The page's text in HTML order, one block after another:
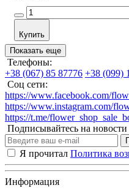
Купить
Показать еще
Телефоны:
+38 (067) 85 87776 +38 (099)
Соц сети:
https://www.facebook.com/
https://www.instagram.com/
https://t.me/
Подписывайтесь на
Я прочитал Политика
Информация